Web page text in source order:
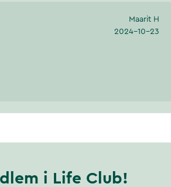
Maarit H
2024-10-23
i Life Club!